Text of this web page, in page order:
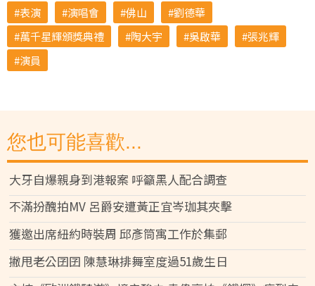
表演 演唱會 佛山
劉德華
萬千星輝頒獎典禮
陶大宇 吳啟華
張兆輝
演員
您也可能喜歡...
大牙自爆親身到港報案 呼籲黑人配合調查
不滿扮醜拍MV 呂爵安遭黃正宜岑珈其夾擊
獲邀出席紐約時裝周 邱彥筒寓工作於集郵
撇甩老公囝囝 陳慧琳排舞室度過51歲生日